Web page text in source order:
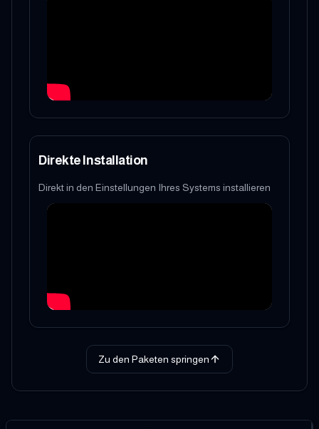
Direkte Installation
Direkt in den Einstellungen Ihres Systems installieren
Zu den Paketen springen